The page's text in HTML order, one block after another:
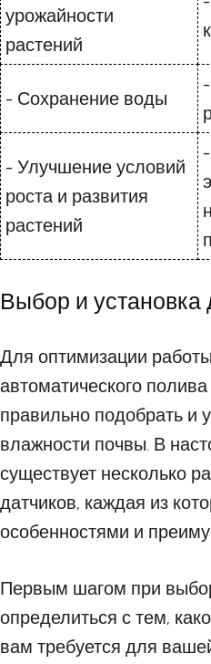
урожайности
растений
- Сохранение воды
- Улучшение условий
роста и развития
растений
Выбор и установка
Для оптимизации
автоматического
правильно подобрать и
влажности почвы. В
существует несколько
датчиков, каждая из
особенностями и
Первым шагом при
определиться с тем,
вам требуется для